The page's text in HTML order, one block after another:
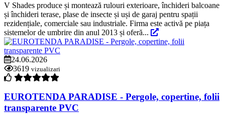
V Shades produce și montează rulouri exterioare, închideri balcoane
și închideri terase, plase de insecte și uși de garaj pentru spații
rezidențiale, comerciale sau industriale. Firma este activă pe piața
sistemelor de umbrire din anul 2013 și oferă...
24.06.2026
3619 vizualizari
EUROTENDA PARADISE - Pergole, copertine, folii
transparente PVC